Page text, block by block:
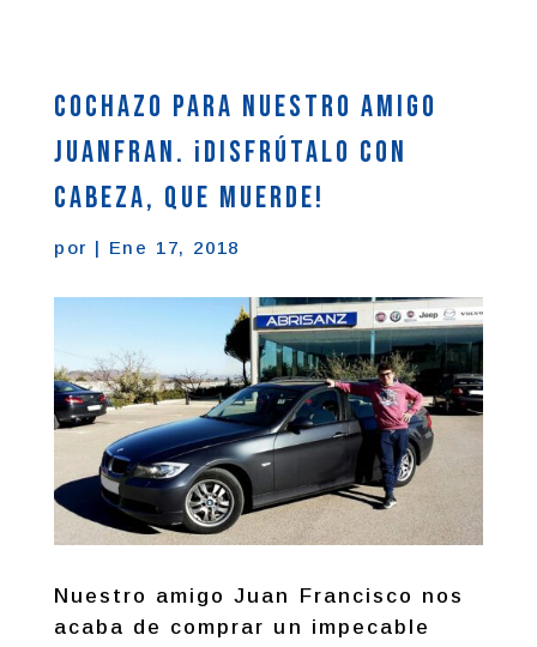
Cochazo para nuestro amigo
Juanfran. ¡Disfrútalo con
cabeza, que muerde!
por | Ene 17, 2018
Nuestro amigo Juan Francisco nos
acaba de comprar un impecable